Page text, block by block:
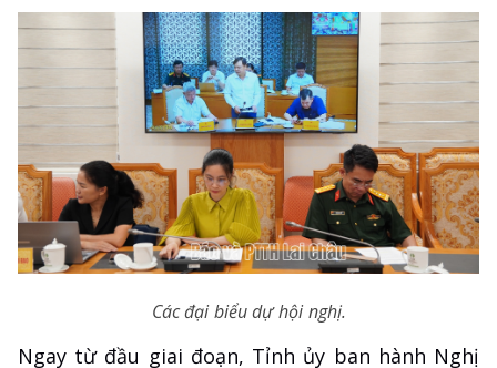
Các đại biểu dự hội nghị.
Ngay từ đầu giai đoạn, Tỉnh ủy ban hành Nghị